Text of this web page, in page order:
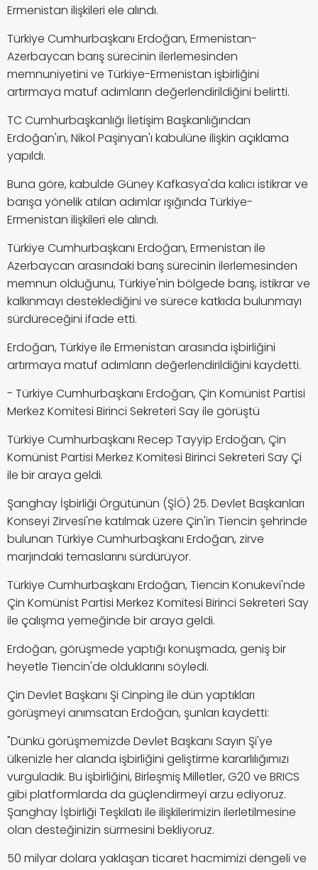
Ermenistan ilişkileri ele alındı.
Türkiye Cumhurbaşkanı Erdoğan, Ermenistan-
Azerbaycan barış sürecinin ilerlemesinden
memnuniyetini ve Türkiye-Ermenistan işbirliğini
artırmaya matuf adımların değerlendirildiğini belirtti.
TC Cumhurbaşkanlığı İletişim Başkanlığından
Erdoğan'ın, Nikol Paşinyan'ı kabulüne ilişkin açıklama
yapıldı.
Buna göre, kabulde Güney Kafkasya'da kalıcı istikrar ve
barışa yönelik atılan adımlar ışığında Türkiye-
Ermenistan ilişkileri ele alındı.
Türkiye Cumhurbaşkanı Erdoğan, Ermenistan ile
Azerbaycan arasındaki barış sürecinin ilerlemesinden
memnun olduğunu, Türkiye'nin bölgede barış, istikrar ve
kalkınmayı desteklediğini ve sürece katkıda bulunmayı
sürdüreceğini ifade etti.
Erdoğan, Türkiye ile Ermenistan arasında işbirliğini
artırmaya matuf adımların değerlendirildiğini kaydetti.
- Türkiye Cumhurbaşkanı Erdoğan, Çin Komünist Partisi
Merkez Komitesi Birinci Sekreteri Say ile görüştü
Türkiye Cumhurbaşkanı Recep Tayyip Erdoğan, Çin
Komünist Partisi Merkez Komitesi Birinci Sekreteri Say Çi
ile bir araya geldi.
Şanghay İşbirliği Örgütünün (ŞİÖ) 25. Devlet Başkanları
Konseyi Zirvesi'ne katılmak üzere Çin'in Tiencin şehrinde
bulunan Türkiye Cumhurbaşkanı Erdoğan, zirve
marjındaki temaslarını sürdürüyor.
Türkiye Cumhurbaşkanı Erdoğan, Tiencin Konukevi'nde
Çin Komünist Partisi Merkez Komitesi Birinci Sekreteri Say
ile çalışma yemeğinde bir araya geldi.
Erdoğan, görüşmede yaptığı konuşmada, geniş bir
heyetle Tiencin'de olduklarını söyledi.
Çin Devlet Başkanı Şi Cinping ile dün yaptıkları
görüşmeyi anımsatan Erdoğan, şunları kaydetti:
"Dünkü görüşmemizde Devlet Başkanı Sayın Şi'ye
ülkenizle her alanda işbirliğini geliştirme kararlılığımızı
vurguladık. Bu işbirliğini, Birleşmiş Milletler, G20 ve BRICS
gibi platformlarda da güçlendirmeyi arzu ediyoruz.
Şanghay İşbirliği Teşkilatı ile ilişkilerimizin ilerletilmesine
olan desteğinizin sürmesini bekliyoruz.
50 milyar dolara yaklaşan ticaret hacmimizi dengeli ve